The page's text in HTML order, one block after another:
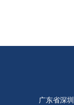
广东省深